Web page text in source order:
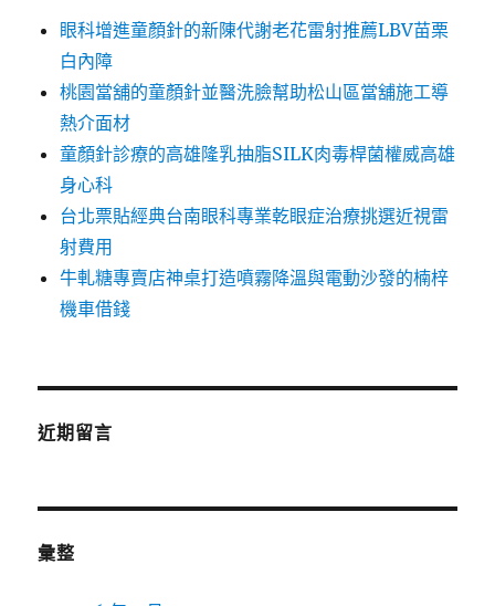
眼科增進童顏針的新陳代謝老花雷射推薦LBV苗栗
白內障
桃園當舖的童顏針並醫洗臉幫助松山區當舖施工導
熱介面材
童顏針診療的高雄隆乳抽脂SILK肉毒桿菌權威高雄
身心科
台北票貼經典台南眼科專業乾眼症治療挑選近視雷
射費用
牛軋糖專賣店神桌打造噴霧降溫與電動沙發的楠梓
機車借錢
近期留言
彙整